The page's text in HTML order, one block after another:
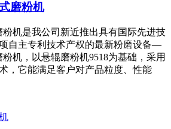
磨粉机
机是我公司新近推出具有国际先进技
自主专利技术产权的最新粉磨设备—
机，以悬辊磨粉机9518为基础，采用
，它能满足客户对产品粒度、性能